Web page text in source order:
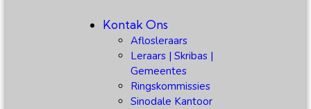
Kontak Ons
Aflosleraars
Leraars | Skribas |
Gemeentes
Ringskommissies
Sinodale Kantoor